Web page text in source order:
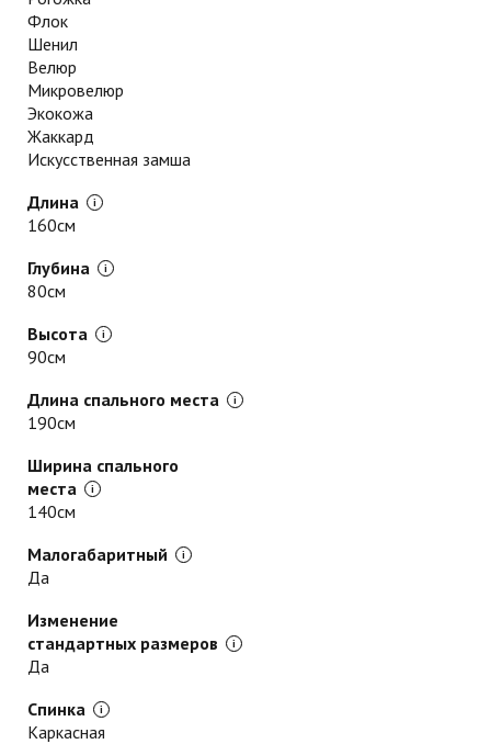
Флок
Шенил
Велюр
Микровелюр
Экокожа
Жаккард
Искусственная замша
Длина
160см
Глубина
80см
Высота
90см
Длина спального места
190см
Ширина спального
места
140см
Малогабаритный
Да
Изменение
стандартных размеров
Да
Спинка
Каркасная